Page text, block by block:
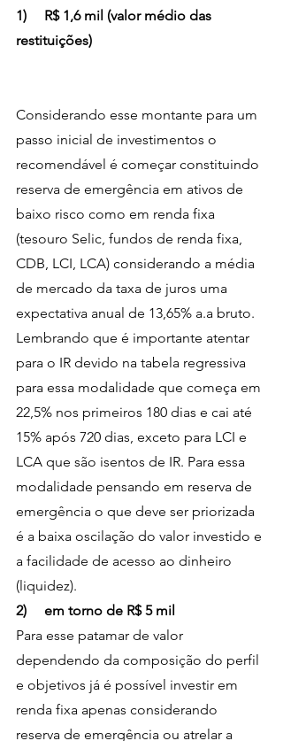
1)     R$ 1,6 mil (valor médio das
restituições)
Considerando esse montante para um
passo inicial de investimentos o
recomendável é começar constituindo
reserva de emergência em ativos de
baixo risco como em renda fixa
(tesouro Selic, fundos de renda fixa,
CDB, LCI, LCA) considerando a média
de mercado da taxa de juros uma
expectativa anual de 13,65% a.a bruto.
Lembrando que é importante atentar
para o IR devido na tabela regressiva
para essa modalidade que começa em
22,5% nos primeiros 180 dias e cai até
15% após 720 dias, exceto para LCI e
LCA que são isentos de IR. Para essa
modalidade pensando em reserva de
emergência o que deve ser priorizada
é a baixa oscilação do valor investido e
a facilidade de acesso ao dinheiro
(liquidez).
2)     em torno de R$ 5 mil
Para esse patamar de valor
dependendo da composição do perfil
e objetivos já é possível investir em
renda fixa apenas considerando
reserva de emergência ou atrelar a